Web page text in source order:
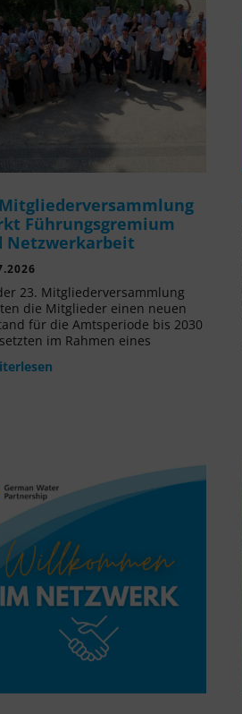
Führungsgremium
Netzwerkarbeit
23. Mitgliederversammlung
die Mitglieder einen neuen
für die Amtsperiode bis 2030
im Rahmen eines